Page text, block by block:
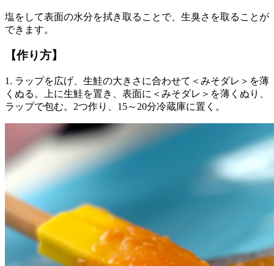
塩をして表面の水分を拭き取ることで、生臭さを取ることが
できます。
【作り方】
1. ラップを広げ、生鮭の大きさに合わせて＜みそダレ＞を薄
くぬる。上に生鮭を置き、表面に＜みそダレ＞を薄くぬり、
ラップで包む。2つ作り、15～20分冷蔵庫に置く。